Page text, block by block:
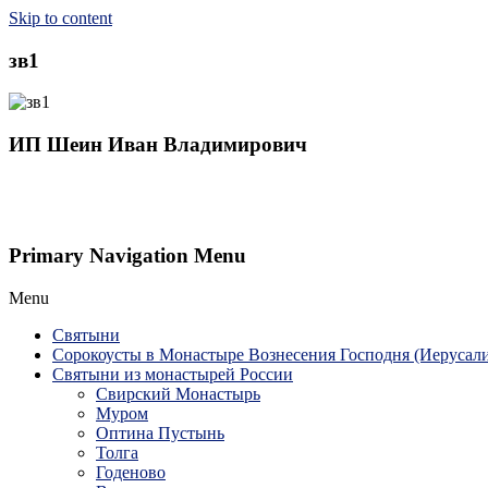
Skip to content
зв1
ИП Шеин Иван Владимирович
Primary Navigation Menu
Menu
Святыни
Сорокоусты в Монастыре Вознесения Господня
Святыни из монастырей России
Свирский Монастырь
Муром
Оптина Пустынь
Толга
Годеново